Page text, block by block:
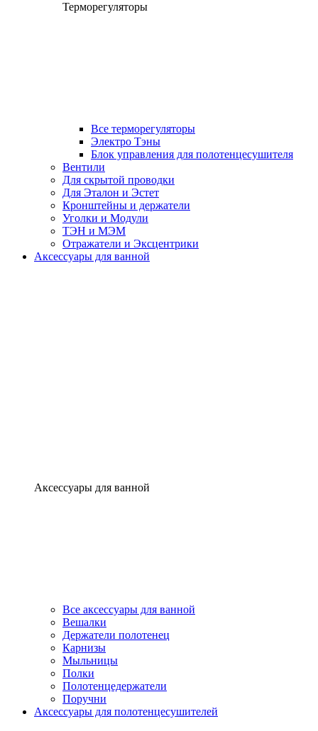
Терморегуляторы
Все терморегуляторы
Электро Тэны
Блок управления для полотенцесушителя
Вентили
Для скрытой проводки
Для Эталон и Эстет
Кронштейны и держатели
Уголки и Модули
ТЭН и МЭМ
Отражатели и Эксцентрики
Аксессуары для ванной
Аксессуары для ванной
Все аксессуары для ванной
Вешалки
Держатели полотенец
Карнизы
Мыльницы
Полки
Полотенцедержатели
Поручни
Аксессуары для полотенцесушителей